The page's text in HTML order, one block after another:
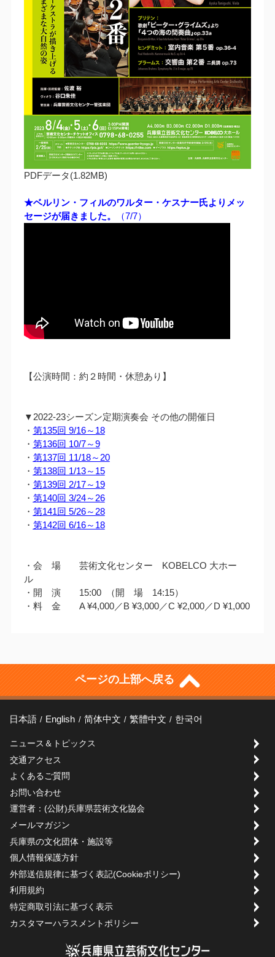
PDFデータ(1.82MB)
★ベルリン・フィルのワルター・ケスナー氏よりメッ
セージが届きました。
（7/7）
【公演時間：約２時間・休憩あり】
▼2022-23シーズン定期演奏会 その他の開催日
・ 第135回 9/16～18
・ 第136回 10/7～9
・ 第137回 11/18～20
・ 第138回 1/13～15
・ 第139回 2/17～19
・ 第140回 3/24～26
・ 第141回 5/26～28
・ 第142回 6/16～18
・会 場 芸術文化センター KOBELCO 大ホー
ル
・開 演 15:00 （開 場 14:15）
・料 金 A ¥4,000／B ¥3,000／C ¥2,000／D ¥1,000
ページの上部へ戻る
日本語 English 简体中文 繁體中文 한국어
ニュース＆トピックス
交通アクセス
よくあるご質問
お問い合わせ
運営者：(公財)兵庫県芸術文化協会
メールマガジン
兵庫県の文化団体・施設等
個人情報保護方針
外部送信規律に基づく表記(Cookieポリシー)
利用規約
特定商取引法に基づく表示
カスタマーハラスメントポリシー